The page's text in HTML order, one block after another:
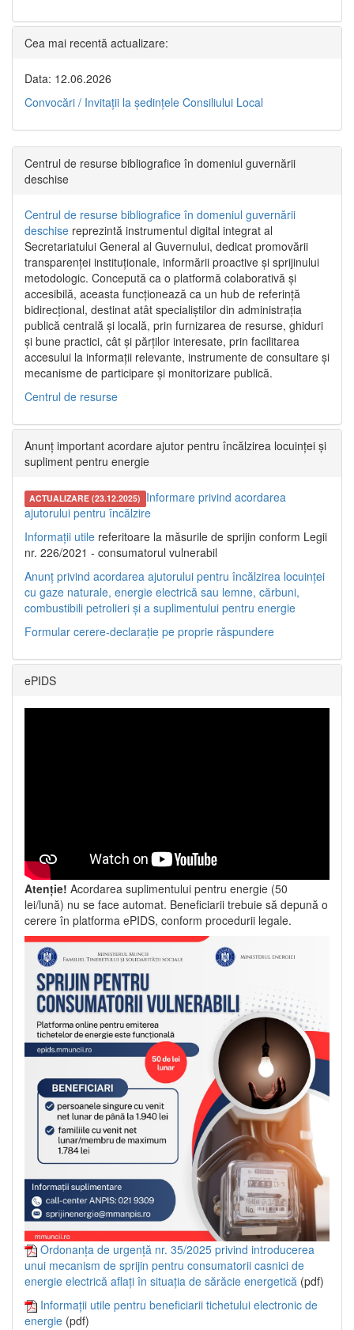
Cea mai recentă actualizare:
Data: 12.06.2026
Convocări / Invitaţii la şedinţele Consiliului Local
Centrul de resurse bibliografice în domeniul guvernării
deschise
Centrul de resurse bibliografice în domeniul guvernării
deschise reprezintă instrumentul digital integrat al
Secretariatului General al Guvernului, dedicat promovării
transparenței instituționale, informării proactive și sprijinului
metodologic. Concepută ca o platformă colaborativă și
accesibilă, aceasta funcționează ca un hub de referință
bidirecțional, destinat atât specialiștilor din administrația
publică centrală și locală, prin furnizarea de resurse, ghiduri
și bune practici, cât și părților interesate, prin facilitarea
accesului la informații relevante, instrumente de consultare și
mecanisme de participare și monitorizare publică.
Centrul de resurse
Anunț important acordare ajutor pentru încălzirea locuinței și
supliment pentru energie
ACTUALIZARE (23.12.2025) Informare privind acordarea
ajutorului pentru încălzire
Informații utile referitoare la măsurile de sprijin conform Legii
nr. 226/2021 - consumatorul vulnerabil
Anunț privind acordarea ajutorului pentru încălzirea locuinței
cu gaze naturale, energie electrică sau lemne, cărbuni,
combustibili petrolieri și a suplimentului pentru energie
Formular cerere-declarație pe proprie răspundere
ePIDS
Atenție! Acordarea suplimentului pentru energie (50
lei/lună) nu se face automat. Beneficiarii trebuie să depună o
cerere în platforma ePIDS, conform procedurii legale.
Ordonanța de urgență nr. 35/2025 privind introducerea
unui mecanism de sprijin pentru consumatorii casnici de
energie electrică aflați în situația de sărăcie energetică (pdf)
Informații utile pentru beneficiarii tichetului electronic de
energie (pdf)